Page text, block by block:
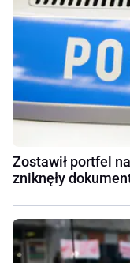
Zostawił portfel
zniknęły